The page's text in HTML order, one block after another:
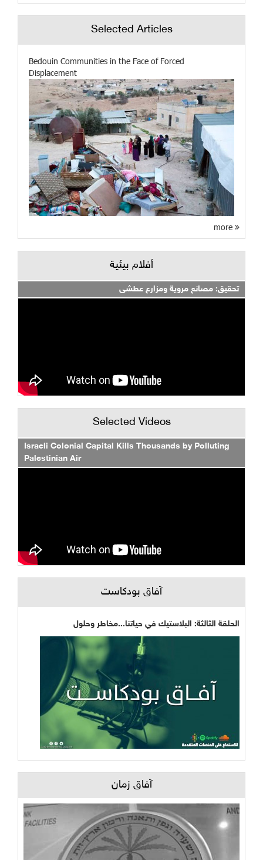
Selected Articles
Bedouin Communities in the Face of Forced
Displacement
أفلام بيئية
تحقيق: مصانع مروية ومزارع عطشى
Selected Videos
Israeli Colonial Capital Kills Thousands by Polluting
Palestinian Air
آفاق بودكاست
الحلقة الثالثة: البلاستيك في حياتنا...مخاطر وحلول
آفاق زمان